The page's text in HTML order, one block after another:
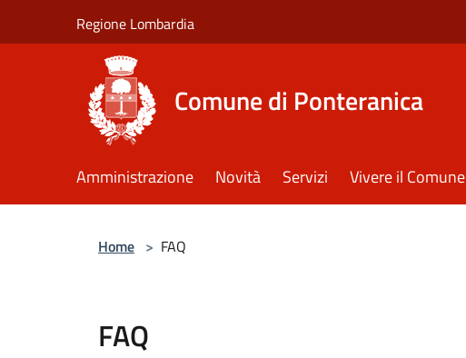
Regione Lombardia
Comune di Ponteranica
Amministrazione Novità Servizi Vivere il Comune
Home > FAQ
FAQ